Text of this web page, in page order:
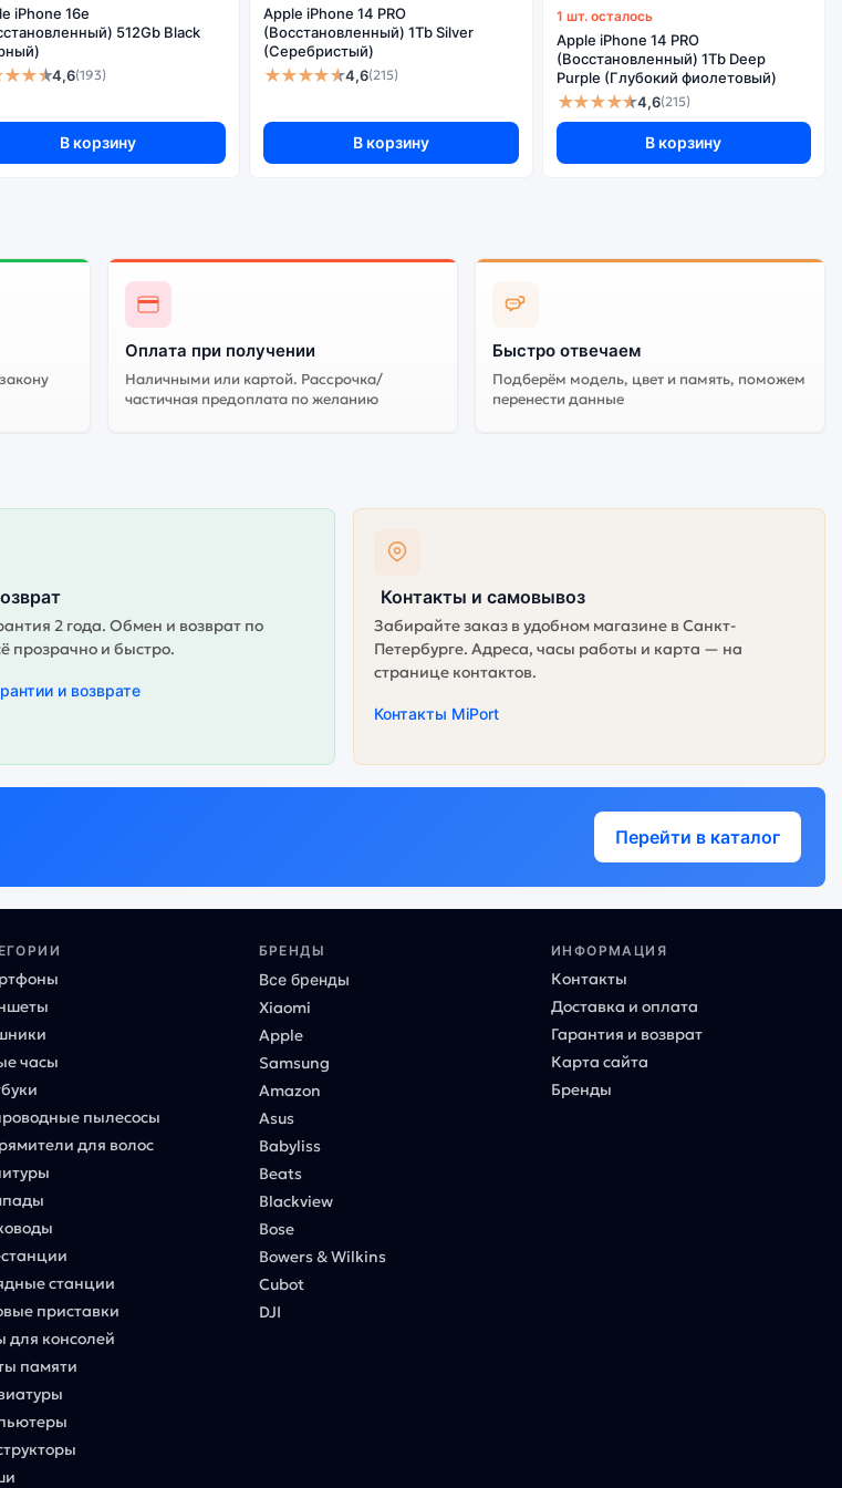
iPhone 16e
512Gb Black
4,6(193)
В корзину
Apple iPhone 14 PRO
(Восстановленный) 1Tb Silver
(Серебристый)
★★★★★4,6(215)
В корзину
1 шт. осталось
Apple iPhone 14 PRO
(Восстановленный) 1Tb Deep
Purple (Глубокий фиолетовый)
★★★★★4,6(215)
В корзину
Оплата при получении
Наличными или картой. Рассрочка/
частичная предоплата по желанию
Быстро отвечаем
Подберём модель, цвет и память, поможем
перенести данные
2 года. Обмен и возврат по
прозрачно и быстро.
и возврате
Контакты и самовывоз
Забирайте заказ в удобном магазине в Санкт-
Петербурге. Адреса, часы работы и карта — на
странице контактов.
Контакты MiPort
Перейти в каталог
часы
пылесосы
для волос
станции
приставки
для консолей
памяти
БРЕНДЫ
Все бренды
Xiaomi
Apple
Samsung
Amazon
Asus
Babyliss
Beats
Blackview
Bose
Bowers & Wilkins
Cubot
DJI
ИНФОРМАЦИЯ
Контакты
Доставка и оплата
Гарантия и возврат
Карта сайта
Бренды